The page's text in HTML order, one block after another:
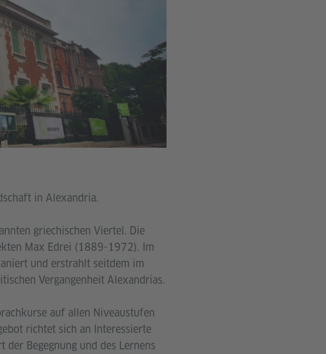
in Alexandria.
griechischen Viertel. Die
Max Edrei (1889-1972). Im
und erstrahlt seitdem im
Vergangenheit Alexandrias.
auf allen Niveaustufen
richtet sich an Interessierte
Begegnung und des Lernens